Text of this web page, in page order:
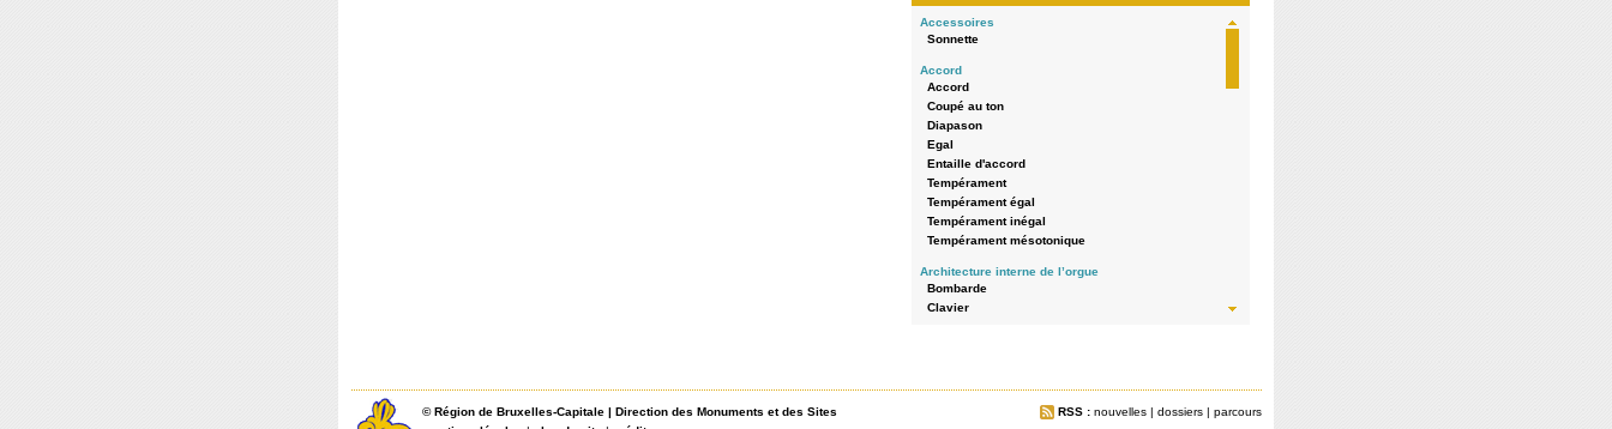
Chape
Châssis
Chromatique
Claire-voie
Clavier
Clavier à bascule
Clavier à bascule
Clavier axé en queue
Clavier axé en queue
Colonne d'eau
Composition
Console
Console en fenêtre
console renversée
Construction
Coupé au ton
Accessoires
Sonnette
Accord
Accord
Coupé au ton
Diapason
Egal
Entaille d'accord
Tempérament
Tempérament égal
Tempérament inégal
Tempérament mésotonique
Architecture interne de l’orgue
Bombarde
Clavier
RSS : nouvelles | dossiers | parcours
©Région de Bruxelles-Capitale | Direction des Monuments et des Sites